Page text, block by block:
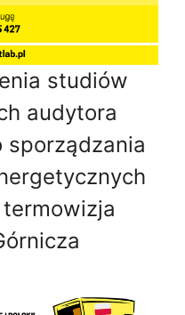
studiów
audytora
sporządzania